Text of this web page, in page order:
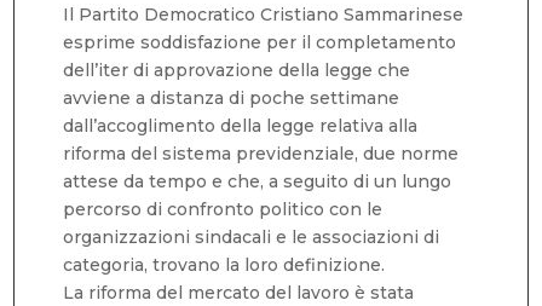
Il Partito Democratico Cristiano Sammarinese
esprime soddisfazione per il completamento
dell’iter di approvazione della legge che
avviene a distanza di poche settimane
dall’accoglimento della legge relativa alla
riforma del sistema previdenziale, due norme
attese da tempo e che, a seguito di un lungo
percorso di confronto politico con le
organizzazioni sindacali e le associazioni di
categoria, trovano la loro definizione.
La riforma del mercato del lavoro è stata